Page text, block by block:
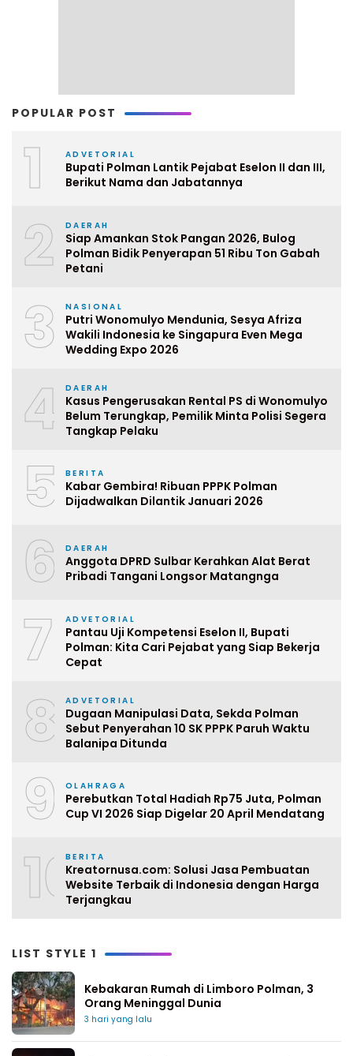
POPULAR POST
1 ADVETORIAL
Bupati Polman Lantik Pejabat Eselon II dan III,
Berikut Nama dan Jabatannya
2 DAERAH
Siap Amankan Stok Pangan 2026, Bulog
Polman Bidik Penyerapan 51 Ribu Ton Gabah
Petani
3 NASIONAL
Putri Wonomulyo Mendunia, Sesya Afriza
Wakili Indonesia ke Singapura Even Mega
Wedding Expo 2026
4 DAERAH
Kasus Pengerusakan Rental PS di Wonomulyo
Belum Terungkap, Pemilik Minta Polisi Segera
Tangkap Pelaku
5 BERITA
Kabar Gembira! Ribuan PPPK Polman
Dijadwalkan Dilantik Januari 2026
6 DAERAH
Anggota DPRD Sulbar Kerahkan Alat Berat
Pribadi Tangani Longsor Matangnga
7 ADVETORIAL
Pantau Uji Kompetensi Eselon II, Bupati
Polman: Kita Cari Pejabat yang Siap Bekerja
Cepat
8 ADVETORIAL
Dugaan Manipulasi Data, Sekda Polman
Sebut Penyerahan 10 SK PPPK Paruh Waktu
Balanipa Ditunda
9 OLAHRAGA
Perebutkan Total Hadiah Rp75 Juta, Polman
Cup VI 2026 Siap Digelar 20 April Mendatang
10BERITA
Kreatornusa.com: Solusi Jasa Pembuatan
Website Terbaik di Indonesia dengan Harga
Terjangkau
LIST STYLE 1
Kebakaran Rumah di Limboro Polman, 3
Orang Meninggal Dunia
3 hari yang lalu